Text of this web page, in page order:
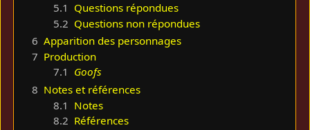
5.1 Questions répondues
5.2 Questions non répondues
6 Apparition des personnages
7 Production
7.1 Goofs
8 Notes et références
8.1 Notes
8.2 Références